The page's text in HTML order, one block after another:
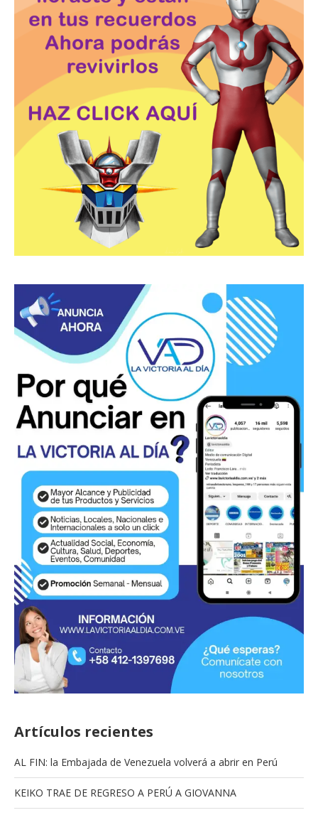
Artículos recientes
AL FIN: la Embajada de Venezuela volverá a abrir en Perú
KEIKO TRAE DE REGRESO A PERÚ A GIOVANNA